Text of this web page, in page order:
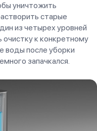
уничтожить
старые
из четырех уровней
к конкретному
воды после уборки
запачкался.